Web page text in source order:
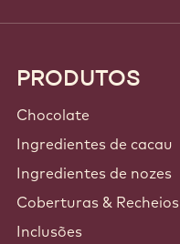
PRODUTOS
Chocolate
Ingredientes de cacau
Ingredientes de nozes
Coberturas & Recheios
Inclusões